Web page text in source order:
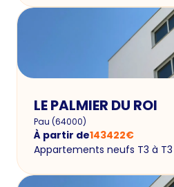
LE PALMIER DU ROI
Pau (64000)
À partir de143422€
Appartements neufs T3 à T3